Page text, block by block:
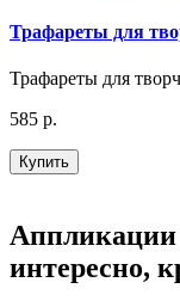
Трафареты для
Трафареты для
585 р.
Купить
Аппликации
интересно,